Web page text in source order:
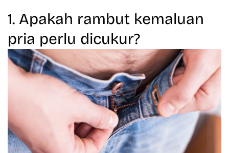
1. Apakah rambut kemaluan
pria perlu dicukur?